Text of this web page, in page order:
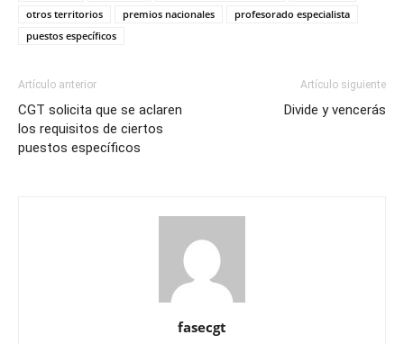
otros territorios
premios nacionales
profesorado especialista
puestos específicos
Artículo anterior
CGT solicita que se aclaren
los requisitos de ciertos
puestos específicos
Artículo siguiente
Divide y vencerás
fasecgt